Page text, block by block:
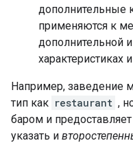
дополнительные
применяются к
дополнительной
характеристиках
Например, заведение
тип как restaurant ,
баром и
указать и